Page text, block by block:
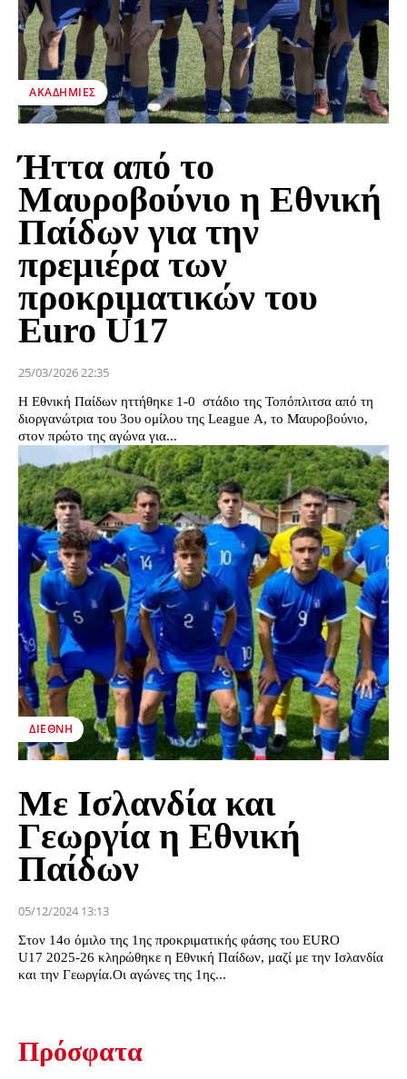
ΑΚΑΔΗΜΊΕΣ
Ήττα από το
Μαυροβούνιο η Εθνική
Παίδων για την
πρεμιέρα των
προκριματικών του
Euro U17
25/03/2026 22:35
Η Εθνική Παίδων ηττήθηκε 1-0 στάδιο της Τοπόπλιτσα από τη
διοργανώτρια του 3ου ομίλου της League A, το Μαυροβούνιο,
στον πρώτο της αγώνα για...
ΔΙΕΘΝΉ
Με Ισλανδία και
Γεωργία η Εθνική
Παίδων
05/12/2024 13:13
Στον 14ο όμιλο της 1ης προκριματικής φάσης του EURO
U17 2025-26 κληρώθηκε η Εθνική Παίδων, μαζί με την Ισλανδία
και την Γεωργία.Οι αγώνες της 1ης...
Πρόσφατα